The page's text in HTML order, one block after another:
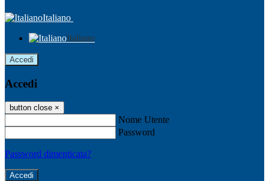
Italiano
Italiano
Accedi
Accedi
button close ×
Nome Utente
Password
Password dimenticata?